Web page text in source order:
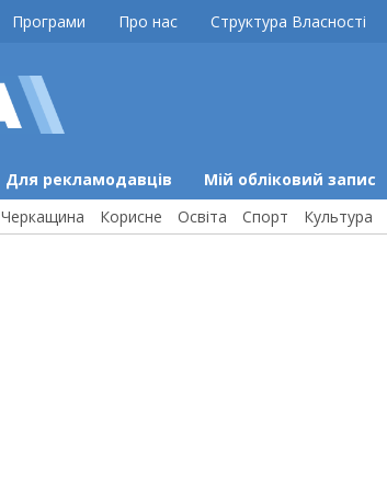
Програми Про нас Структура Власності
Для рекламодавців Мій обліковий запис
Черкащина Корисне Освіта Спорт Культура